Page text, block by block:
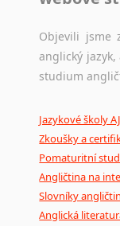
původního
Ostatní
poradny a
Objevili jsme
anglický
studium
Jazykové školy AJ
Zkoušky a
Pomaturitní
Angličtina na
Slovníky
Anglická